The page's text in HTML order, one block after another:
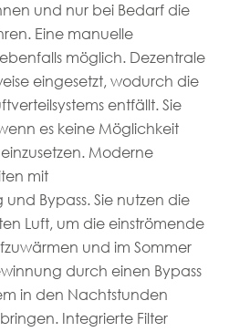
und nur bei Bedarf die
Eine manuelle
möglich. Dezentrale
eingesetzt, wodurch die
entfällt. Sie
es keine Möglichkeit
Moderne
mit
Bypass. Sie nutzen die
Luft, um die einströmende
und im Sommer
durch einen Bypass
in den Nachtstunden
Integrierte Filter